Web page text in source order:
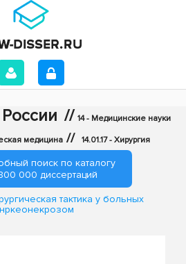
// 14 - Медицинские науки
медицина // 14.01.17 - Хирургия
поиск по каталогу
000 диссертаций
тактика у больных